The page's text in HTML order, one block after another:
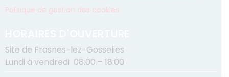
Politique de gestion des cookies
Site de Frasnes-lez-Gosselies
Lundi à vendredi 08:00 – 18:00